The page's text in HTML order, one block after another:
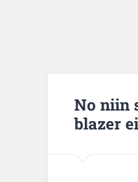
No niin
blazer